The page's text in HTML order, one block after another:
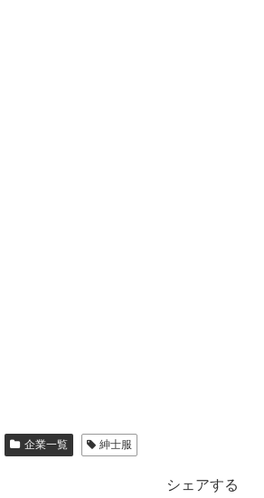
企業一覧 紳士服
シェアする